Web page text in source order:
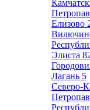
Елизово
Элиста
Лагань 5
Северо-